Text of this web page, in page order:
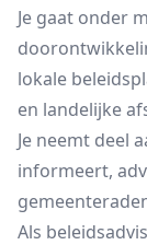
Je gaat onder
lokale
en landelijke
Je neemt deel
informeert,
Als